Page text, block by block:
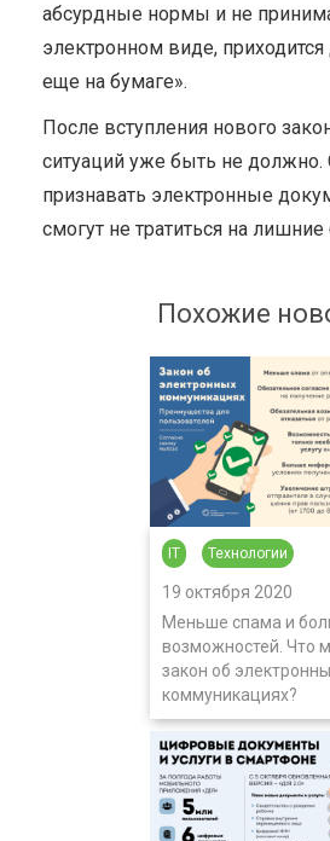
абсурдные нормы и не
электронном виде,
еще на бумаге».
После вступления нового
ситуаций уже быть не
признавать электронные
смогут не тратиться на лишние
Похожие
IT Технологии
19 октября 2020
Меньше спама и
возможностей. Что
закон об
коммуникациях?